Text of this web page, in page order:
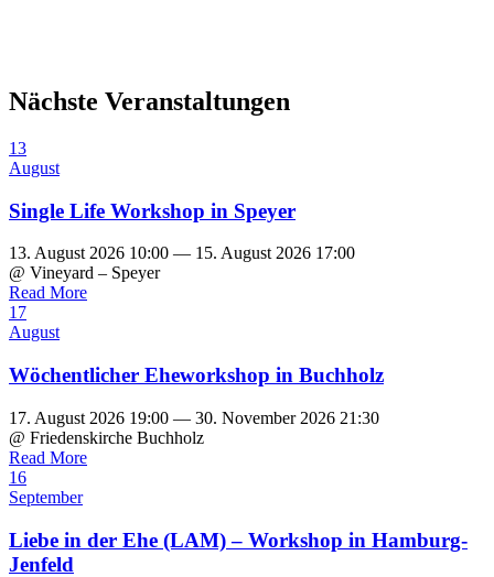
Nächste Veranstaltungen
13
August
Single Life Workshop in Speyer
13. August 2026 10:00 — 15. August 2026 17:00
@ Vineyard – Speyer
Read More
17
August
Wöchentlicher Eheworkshop in Buchholz
17. August 2026 19:00 — 30. November 2026 21:30
@ Friedenskirche Buchholz
Read More
16
September
Liebe in der Ehe (LAM) – Workshop in Hamburg-
Jenfeld